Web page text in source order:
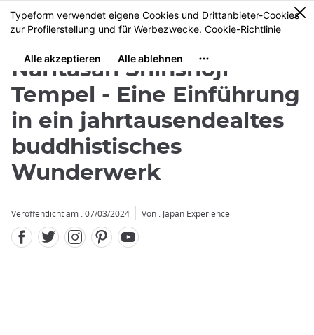
Größe
MENU
0
Naritasan Shinshoji-
Tempel - Eine Einführung
in ein jahrtausendealtes
buddhistisches
Wunderwerk
Veröffentlicht am : 07/03/2024 Von : Japan Experience